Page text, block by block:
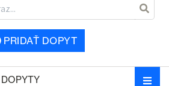
PRIDAŤ DOPYT
DOPYTY